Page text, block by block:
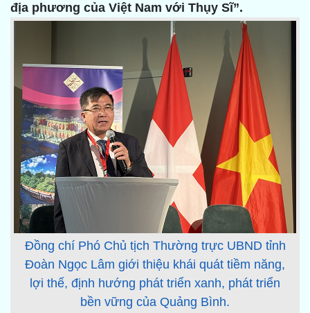
địa phương của Việt Nam với Thụy Sĩ”.
Đồng chí Phó Chủ tịch Thường trực UBND tỉnh
Đoàn Ngọc Lâm giới thiệu khái quát tiềm năng,
lợi thế, định hướng phát triển xanh, phát triển
bền vững của Quảng Bình.